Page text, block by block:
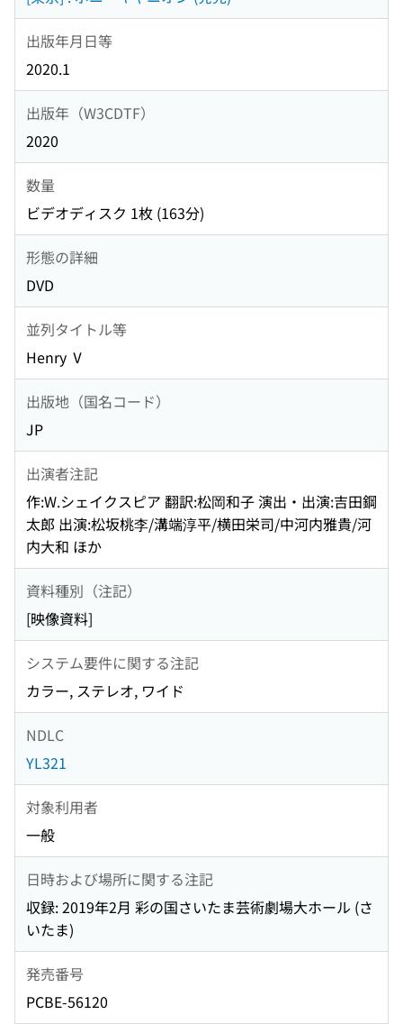
出版年月日等
2020.1
出版年（W3CDTF）
2020
数量
ビデオディスク 1枚 (163分)
形態の詳細
DVD
並列タイトル等
Henry Ⅴ
出版地（国名コード）
JP
出演者注記
作:W.シェイクスピア 翻訳:松岡和子 演出・出演:吉田鋼
太郎 出演:松坂桃李/溝端淳平/横田栄司/中河内雅貴/河
内大和 ほか
資料種別（注記）
[映像資料]
システム要件に関する注記
カラー, ステレオ, ワイド
NDLC
YL321
対象利用者
一般
日時および場所に関する注記
収録: 2019年2月 彩の国さいたま芸術劇場大ホール (さ
いたま)
発売番号
PCBE-56120